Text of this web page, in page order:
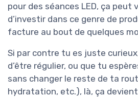
pour des séances LED, ça peut
d’investir dans ce genre de
facture au bout de quelques
Si par contre tu es juste
d’être régulier, ou que tu
sans changer le reste de ta
hydratation, etc.), là, ça